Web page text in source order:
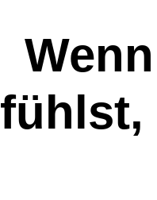
fühlst,